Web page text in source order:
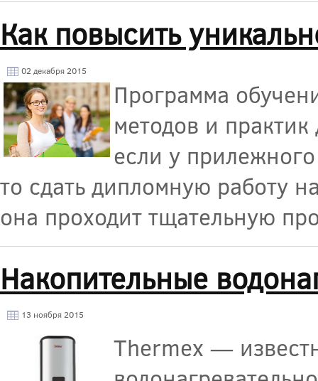
Как повысить
02 декабря 2015
Программа
методов и
если у
то сдать дипломную работу
она проходит тщательную
Накопительные
13 ноября 2015
Thermex —